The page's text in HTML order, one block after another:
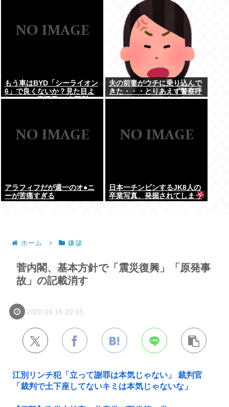
もう車はBYD「シーライオン
6」で良くないか？見た目よ
し.PH.EV.保証長い.中国製…
夫の前妻がウチに乗り込んで
きた・・・とりあえず警察呼
んでひきとってもらった
アラフィフだが週一のオ●ニ
ーが苦痛すぎる
日本一チンビンするJK8人の
卒業写真、発掘されてしまう
ホーム 嫌儲
菅内閣、基本方針で「震災復興」「原発事
故」の記載消す
2020.09.18 20:15
江別リンチ犯「立って謝罪は本気じゃない」 裁判官
「裁判で土下座してないキミは本気じゃないな」